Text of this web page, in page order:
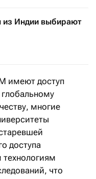
из Индии выбирают
имеют доступ
многие
доступа
что